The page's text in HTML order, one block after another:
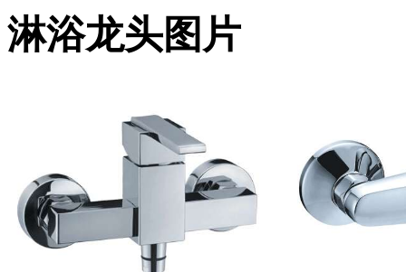
淋浴龙头图片